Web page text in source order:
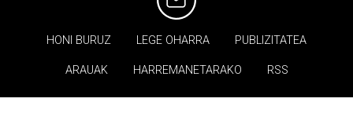
HONI BURUZ LEGE OHARRA PUBLIZITATEA
ARAUAK HARREMANETARAKO RSS